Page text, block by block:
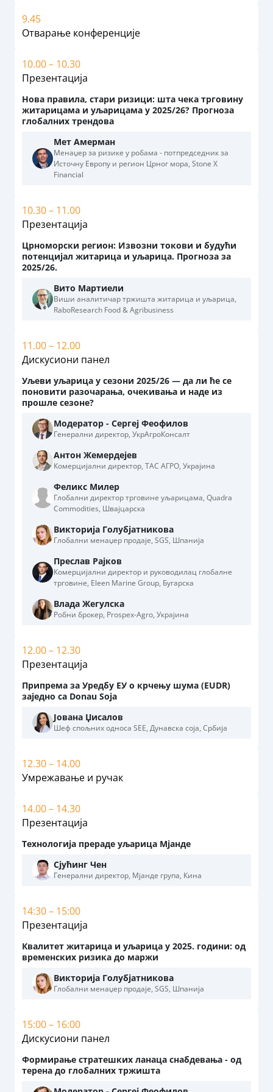
9.45
Отварање конференције
10.00 – 10.30
Презентација
Нова правила, стари ризици: шта чека трговину
житарицама и уљарицама у 2025/26? Прогноза
глобалних трендова
Мет Амерман
Менаџер за ризике у робама - потпредседник за
Источну Европу и регион Црног мора, Stone X
Financial
10.30 – 11.00
Презентација
Црноморски регион: Извозни токови и будући
потенцијал житарица и уљарица. Прогноза за
2025/26.
Вито Мартиели
Виши аналитичар тржишта житарица и уљарица,
RaboResearch Food & Agribusiness
11.00 – 12.00
Дискусиони панел
Уљеви уљарица у сезони 2025/26 — да ли ће се
поновити разочарања, очекивања и наде из
прошле сезоне?
Модератор - Сергеј Феофилов
Генерални директор, УкрАгроКонсалт
Антон Жемердејев
Комерцијални директор, ТАС АГРО, Украјина
Феликс Милер
Глобални директор трговине уљарицама, Quadra
Commodities, Швајцарска
Викторија Голубјатникова
Глобални менаџер продаје, SGS, Шпанија
Преслав Рајков
Комерцијални директор и руководилац глобалне
трговине, Eleen Marine Group, Бугарска
Влада Жегулска
Робни брокер, Prospex-Agro, Украјина
12.00 – 12.30
Презентација
Припрема за Уредбу ЕУ о крчењу шума (EUDR)
заједно са Donau Soja
Јована Џисалов
Шеф спољних односа SEE, Дунавска соја, Србија
12.30 – 14.00
Умрежавање и ручак
14.00 – 14.30
Презентација
Технологија прераде уљарица Мјанде
Сјућинг Чен
Генерални директор, Мјанде група, Кина
14:30 – 15:00
Презентација
Квалитет житарица и уљарица у 2025. години: од
временских ризика до маржи
Викторија Голубјатникова
Глобални менаџер продаје, SGS, Шпанија
15:00 – 16:00
Дискусиони панел
Формирање стратешких ланаца снабдевања - од
терена до глобалних тржишта